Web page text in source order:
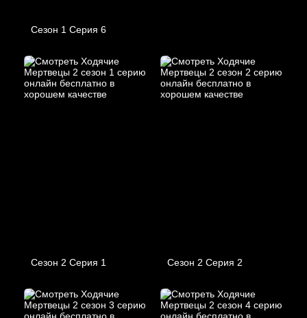
Сезон 1 Серия 6
Сезон 2 Серия 1 Сезон 2 Серия 2